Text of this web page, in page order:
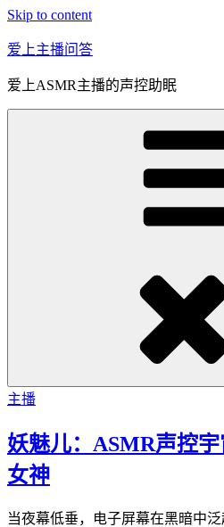
Skip to content
爱上主播问答
爱上ASMR主播的声控助眠
主播
妖魅儿：ASMR声控
女神
当夜幕低垂，电子屏幕在黑暗中